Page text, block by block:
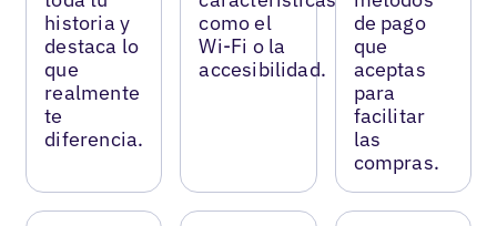
historia y
destaca lo
que
realmente
te
diferencia.
como el
Wi-Fi o la
accesibilidad.
de pago
que
aceptas
para
facilitar
las
compras.